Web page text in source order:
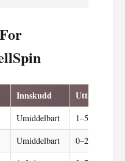
Innskudd Uttak
Umiddelbart
1–5 dager
Umiddelbart
0–24 timer